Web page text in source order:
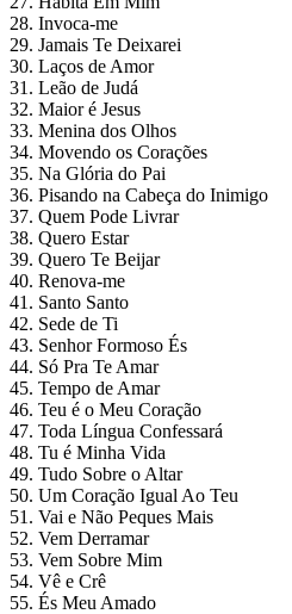
28. Invoca-me
29. Jamais Te Deixarei
30. Laços de Amor
31. Leão de Judá
32. Maior é Jesus
33. Menina dos Olhos
34. Movendo os Corações
35. Na Glória do Pai
36. Pisando na Cabeça do Inimigo
37. Quem Pode Livrar
38. Quero Estar
39. Quero Te Beijar
40. Renova-me
41. Santo Santo
42. Sede de Ti
43. Senhor Formoso És
44. Só Pra Te Amar
45. Tempo de Amar
46. Teu é o Meu Coração
47. Toda Língua Confessará
48. Tu é Minha Vida
49. Tudo Sobre o Altar
50. Um Coração Igual Ao Teu
51. Vai e Não Peques Mais
52. Vem Derramar
53. Vem Sobre Mim
54. Vê e Crê
55. És Meu Amado